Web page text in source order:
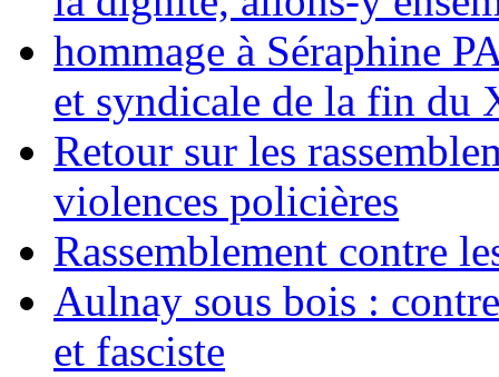
hommage à Séraphine
et syndicale de la fin du
Retour sur les
violences policières
Rassemblement contre
Aulnay sous bois :
et fasciste